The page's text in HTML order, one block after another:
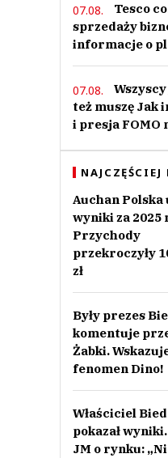
07.08.
Tesco
sprzedaży
informacje o
07.08.
też muszę
i presja FOMO
NAJCZĘŚCIEJ
Auchan Polska
wyniki za 2025
Przychody
przekroczyły
zł
Były prezes
komentuje
Żabki.
fenomen Dino!
Właściciel
pokazał
JM o rynku: